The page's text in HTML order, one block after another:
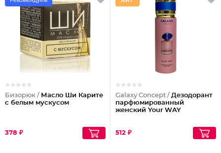
Бизорюк / Масло Ши Карите
с белым мускусом
378 ₽
Galaxy Concept / Дезодорант
парфюмированный
женский Your WAY
512 ₽